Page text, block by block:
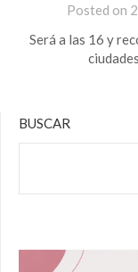
Posted on
Será a las 16 y
BUSCAR